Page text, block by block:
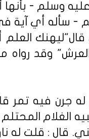
وسلم - بأنها
- سأله أي آية
قال"ليهنك
وقد رواه
له جرن فيه تمر
الغلام
قال : قلت له